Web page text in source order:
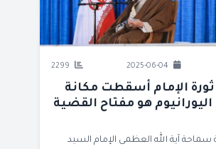
2025-06-04
ثورة الإمام أسقطت مكانة
هو مفتاح القضية
سماحة آية الله العظمى الإمام السيد